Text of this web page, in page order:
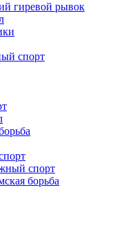
гиревой рывок
спорт
спорт
борьба